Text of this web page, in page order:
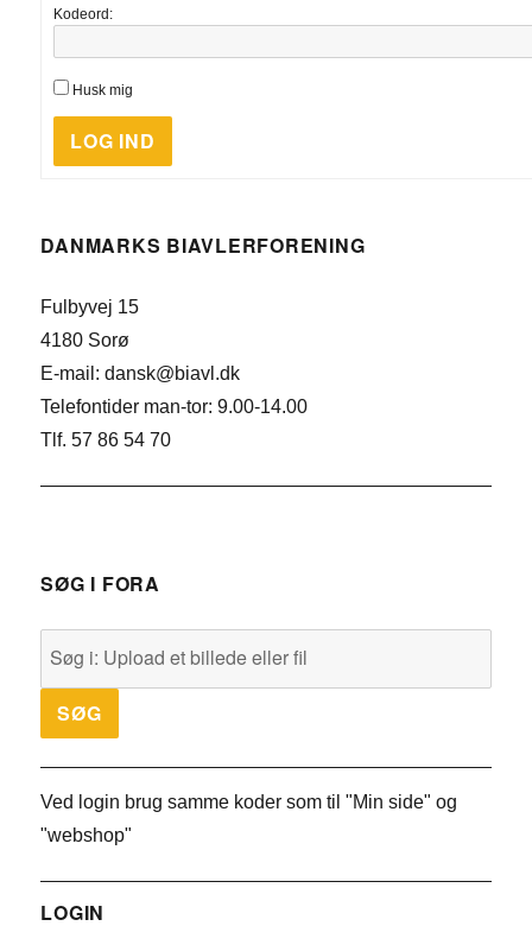
Kodeord:
Husk mig
LOG IND
DANMARKS BIAVLERFORENING
Fulbyvej 15
4180 Sorø
E-mail: dansk@biavl.dk
Telefontider man-tor: 9.00-14.00
Tlf. 57 86 54 70
SØG I FORA
Ved login brug samme koder som til "Min side" og
"webshop"
LOGIN